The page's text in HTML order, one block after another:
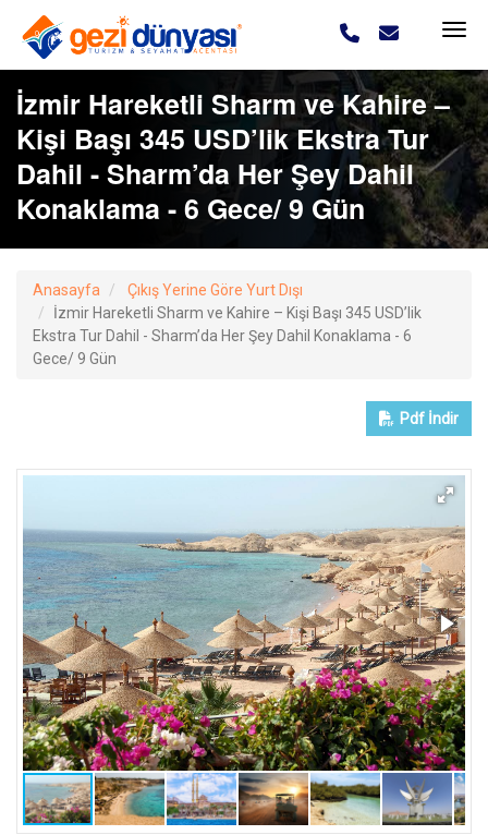
İzmir Hareketli Sharm ve Kahire –
Kişi Başı 345 USD’lik Ekstra Tur
Dahil - Sharm’da Her Şey Dahil
Konaklama - 6 Gece/ 9 Gün
Anasayfa
Çıkış Yerine Göre Yurt Dışı
İzmir Hareketli Sharm ve Kahire – Kişi Başı 345 USD’lik
Ekstra Tur Dahil - Sharm’da Her Şey Dahil Konaklama - 6
Gece/ 9 Gün
Pdf İndir